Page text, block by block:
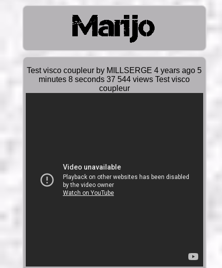
Test visco coupleur by MILLSERGE 4 years ago 5
minutes 8 seconds 37 544 views Test visco
coupleur